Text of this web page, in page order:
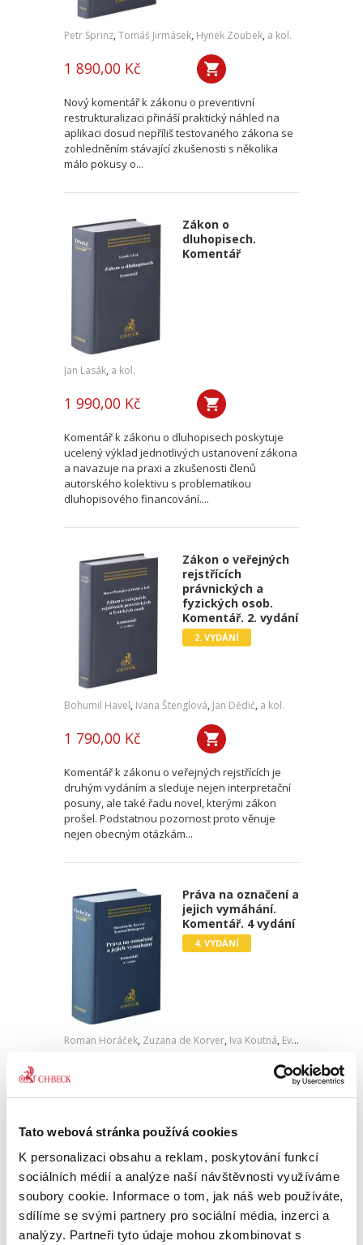
Tato webová stránka používá cookies
K personalizaci obsahu a reklam, poskytování funkcí
sociálních médií a analýze naší návštěvnosti využíváme
soubory cookie. Informace o tom, jak náš web používáte,
sdílíme se svými partnery pro sociální média, inzerci a
analýzy. Partneři tyto údaje mohou zkombinovat s
Petr Sprinz, Tomáš Jirmásek, Hynek Zoubek, a kol.
1 890,00 Kč
Nový komentář k zákonu o preventivní
restrukturalizaci přináší praktický náhled na
aplikaci dosud nepříliš testovaného zákona se
zohledněním stávající zkušenosti s několika
málo pokusy o...
Zákon o
dluhopisech.
Komentář
Jan Lasák, a kol.
1 990,00 Kč
Komentář k zákonu o dluhopisech poskytuje
ucelený výklad jednotlivých ustanovení zákona
a navazuje na praxi a zkušenosti členů
autorského kolektivu s problematikou
dluhopisového financování....
Zákon o veřejných
rejstřících
právnických a
fyzických osob.
Komentář. 2. vydání
2. VYDÁNÍ
Bohumil Havel, Ivana Štenglová, Jan Dědič, a kol.
1 790,00 Kč
Komentář k zákonu o veřejných rejstřících je
druhým vydáním a sleduje nejen interpretační
posuny, ale také řadu novel, kterými zákon
prošel. Podstatnou pozornost proto věnuje
nejen obecným otázkám...
Práva na označení a
jejich vymáhání.
Komentář. 4 vydání
4. VYDÁNÍ
Roman Horáček, Zuzana de Korver, Iva Koutná, Eva Biskupová
1 790,00 Kč
rozsáhlou novelu zákona o ochranných
známkách a vývoj v oblasti práva k označení
původu a zeměpisným označením. V textu...
Daňový řád.